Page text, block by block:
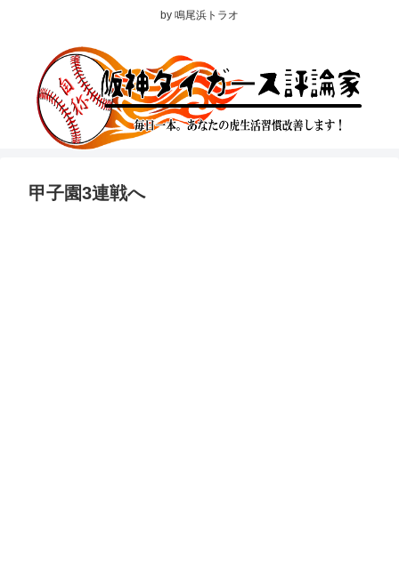
by 鳴尾浜トラオ
甲子園3連戦へ